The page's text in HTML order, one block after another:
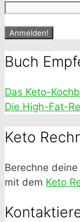
Buch
Das Keto-
Die High-Fat-
Keto
Berechne
mit dem Keto